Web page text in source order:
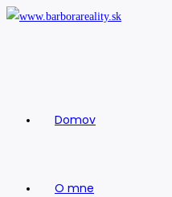
Skip
Domov
O mne